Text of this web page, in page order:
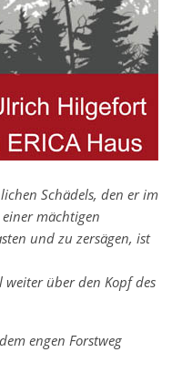
Schädels, den er im
mächtigen
und zu zersägen, ist
weiter über den Kopf des
engen Forstweg